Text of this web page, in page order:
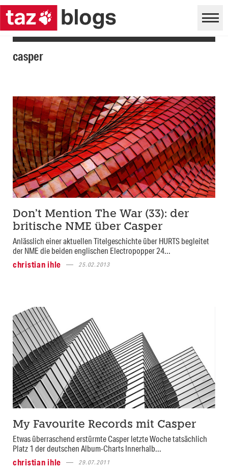
casper
Don’t Mention The War (33): der
britische NME über Casper
Anlässlich einer aktuellen Titelgeschichte über HURTS begleitet
der NME die beiden englischen Electropopper 24...
christian ihle
25.02.2013
My Favourite Records mit Casper
Etwas überraschend erstürmte Casper letzte Woche tatsächlich
Platz 1 der deutschen Album-Charts Innerhalb...
christian ihle
29.07.2011